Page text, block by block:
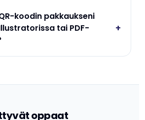
koodin pakkaukseni
tai PDF-
+
oppaat